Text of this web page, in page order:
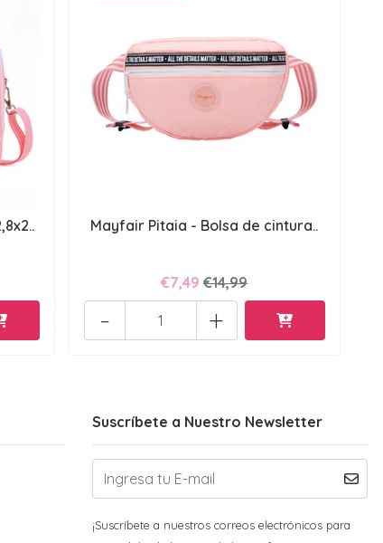
Mayfair Pitaia - Bolsa de cintura..
€7,49 €14,99
+
-
Suscríbete a Nuestro Newsletter
¡Suscríbete a nuestros correos electrónicos para